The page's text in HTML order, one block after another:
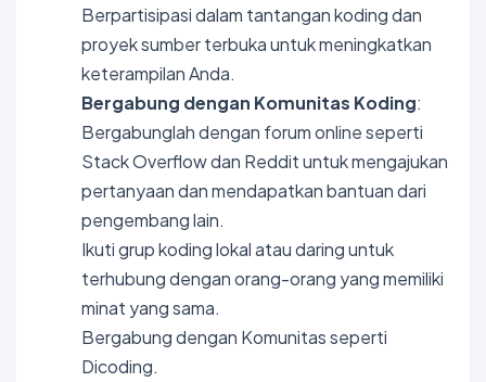
Berpartisipasi dalam tantangan koding dan
proyek sumber terbuka untuk meningkatkan
keterampilan Anda.
Bergabung dengan Komunitas Koding:
Bergabunglah dengan forum online seperti
Stack Overflow dan Reddit untuk mengajukan
pertanyaan dan mendapatkan bantuan dari
pengembang lain.
Ikuti grup koding lokal atau daring untuk
terhubung dengan orang-orang yang memiliki
minat yang sama.
Bergabung dengan Komunitas seperti
Dicoding.